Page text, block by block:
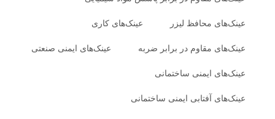
عینک‌های محافظ لیزر عینک‌های کاری
عینک‌های مقاوم در برابر ضربه عینک‌های ایمنی صنعتی
عینک‌های ایمنی ساختمانی
عینک‌های آفتابی ایمنی ساختمانی